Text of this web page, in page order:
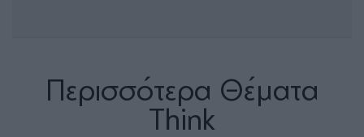
Περισσότερα Θέματα
Think